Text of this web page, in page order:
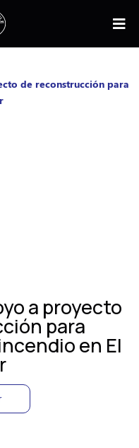
de reconstrucción para
a proyecto
para
en El